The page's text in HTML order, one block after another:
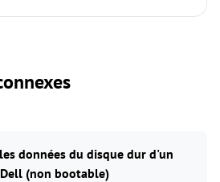
données du disque dur d'un
(non bootable)